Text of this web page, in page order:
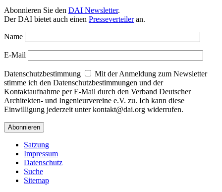
Abonnieren Sie den DAI Newsletter.
Der DAI bietet auch einen Presseverteileran.
Name
E-Mail
Datenschutzbestimmung
Mit der Anmeldung zum Newsletter
stimme ich den Datenschutzbestimmungen und der
Kontaktaufnahme per E-Mail durch den Verband Deutscher
Architekten- und Ingenieurvereine e.V. zu. Ich kann diese
Einwilligung jederzeit unter kontakt@dai.org widerrufen.
Satzung
Impressum
Datenschutz
Suche
Sitemap